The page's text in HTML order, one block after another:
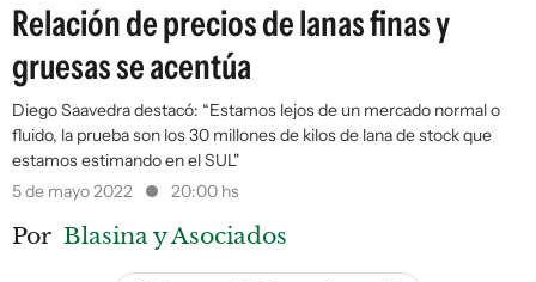
Relación de precios de lanas finas y
gruesas se acentúa
Diego Saavedra destacó: “Estamos lejos de un mercado normal o
fluido, la prueba son los 30 millones de kilos de lana de stock que
estamos estimando en el SUL"
5 de mayo 2022
20:00 hs
Por Blasina y Asociados